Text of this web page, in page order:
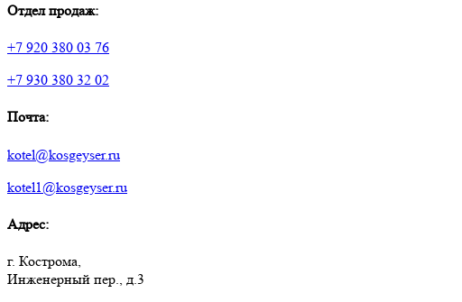
Отдел продаж:
+7 920 380 03 76
+7 930 380 32 02
Почта:
kotel@kosgeyser.ru
kotel1@kosgeyser.ru
Адрес:
г. Кострома,
Инженерный пер., д.3